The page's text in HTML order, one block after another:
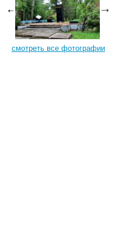
смотреть все фотографии